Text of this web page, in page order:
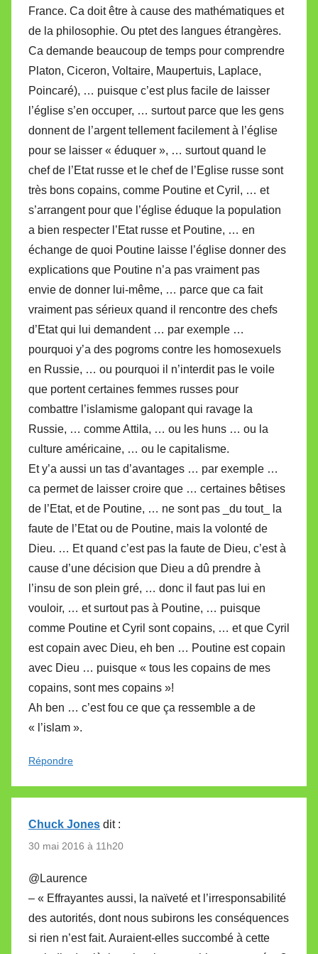
France. Ca doit être à cause des mathématiques et
de la philosophie. Ou ptet des langues étrangères.
Ca demande beaucoup de temps pour comprendre
Platon, Ciceron, Voltaire, Maupertuis, Laplace,
Poincaré), … puisque c’est plus facile de laisser
l’église s’en occuper, … surtout parce que les gens
donnent de l’argent tellement facilement à l’église
pour se laisser « éduquer », … surtout quand le
chef de l’Etat russe et le chef de l’Eglise russe sont
très bons copains, comme Poutine et Cyril, … et
s’arrangent pour que l’église éduque la population
a bien respecter l’Etat russe et Poutine, … en
échange de quoi Poutine laisse l’église donner des
explications que Poutine n’a pas vraiment pas
envie de donner lui-même, … parce que ca fait
vraiment pas sérieux quand il rencontre des chefs
d’Etat qui lui demandent … par exemple …
pourquoi y’a des pogroms contre les homosexuels
en Russie, … ou pourquoi il n’interdit pas le voile
que portent certaines femmes russes pour
combattre l’islamisme galopant qui ravage la
Russie, … comme Attila, … ou les huns … ou la
culture américaine, … ou le capitalisme.
Et y’a aussi un tas d’avantages … par exemple …
ca permet de laisser croire que … certaines bêtises
de l’Etat, et de Poutine, … ne sont pas _du tout_ la
faute de l’Etat ou de Poutine, mais la volonté de
Dieu. … Et quand c’est pas la faute de Dieu, c’est à
cause d’une décision que Dieu a dû prendre à
l’insu de son plein gré, … donc il faut pas lui en
vouloir, … et surtout pas à Poutine, … puisque
comme Poutine et Cyril sont copains, … et que Cyril
est copain avec Dieu, eh ben … Poutine est copain
avec Dieu … puisque « tous les copains de mes
copains, sont mes copains »!
Ah ben … c’est fou ce que ça ressemble a de
« l’islam ».
Répondre
Chuck Jones dit :
30 mai 2016 à 11h20
@Laurence
– « Effrayantes aussi, la naïveté et l’irresponsabilité
des autorités, dont nous subirons les conséquences
si rien n’est fait. Auraient-elles succombé à cette